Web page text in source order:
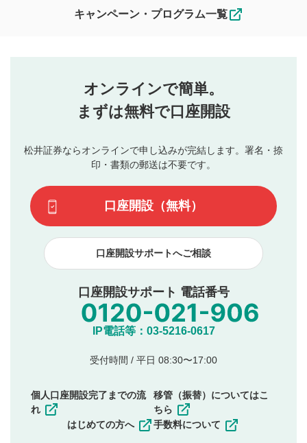
投稿するボタン
星で評価をすると投稿できます。（お名前とコメント
3
動画の評価
です）
なお、投稿をもって、本注意事項に同意されたものとみなし
行ってください。
当社は、利用者同士、もしくは利用者と第三者間のトラ
ブルによって生じた損害に対して一切の責任を負いませ
評価およびコメントは当社にて審査のうえ、掲載となり
ます。掲載されるまでに日数がかかる場合や掲載されない
てはお答えできません。各動画コンテンツへの掲載をもっ
て結果のご連絡といたします。ご了承ください。
下記の項目に該当すると判断された投稿内容は、掲載を
見合わせる場合がございます。
本動画コンテンツとは無関係の内容の投稿
他者への誹謗中傷や差別的表現投稿
公序良俗に反する内容の投稿
氏名、住所、電話番号など個人を特定できる情報の
他のサイトへの誘導や営利目的、広告・宣伝を目
他者の権利（商標、著作権、その他の知的財産
その他当社が不適切と判断した投稿
一度投稿した評価およびコメントの変更・削除はできま
キャンペーン・プログラム一覧
オンラインで簡単。
まずは無料で口座開設
松井証券ならオンラインで申し込みが完結します。署名・捺
印・書類の郵送は不要です。
口座開設（無料）
口座開設サポートへご相談
口座開設サポート 電話番号
IP電話等：03-5216-0617
受付時間 / 平日 08:30〜17:00
個人口座開設完了までの流
れ
はじめての方へ
移管（振替）についてはこ
ちら
手数料について